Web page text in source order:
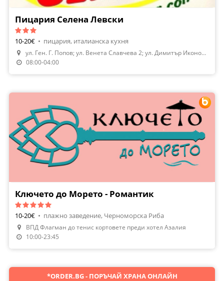
Направи Резервация
Пицария Селена Левски
10-20€ • пицария, италианска кухня
ул. Ген. Г. Попов; ул. Венета Славчева 2; ул. Димитър Икономов 21
08:00-04:00
Направи Резервация
Ключето до Морето - Романтик
10-20€ • плажно заведение, Черноморска Риба
ВПД Флагман до тенис кортовете преди хотел Азалия
10:00-23:45
*ORDER.BG - ПОРЪЧАЙ ХРАНА ОНЛАЙН